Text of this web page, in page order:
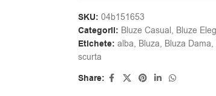
SKU: 04b151653
Categorii: Bluze Casual, Bluze
Etichete: alba, Bluza, Bluza Dama,
scurta
Share: